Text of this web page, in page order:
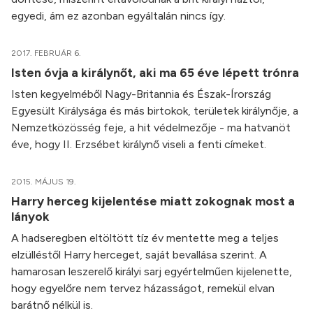
egyedi, ám ez azonban egyáltalán nincs így.
2017. FEBRUÁR 6.
Isten óvja a királynőt, aki ma 65 éve lépett trónra
Isten kegyelméből Nagy-Britannia és Észak-Írország
Egyesült Királysága és más birtokok, területek királynője, a
Nemzetközösség feje, a hit védelmezője - ma hatvanöt
éve, hogy II. Erzsébet királynő viseli a fenti címeket.
2015. MÁJUS 19.
Harry herceg kijelentése miatt zokognak most a
lányok
A hadseregben eltöltött tíz év mentette meg a teljes
elzülléstől Harry herceget, saját bevallása szerint. A
hamarosan leszerelő királyi sarj egyértelműen kijelenette,
hogy egyelőre nem tervez házasságot, remekül elvan
barátnő nélkül is.